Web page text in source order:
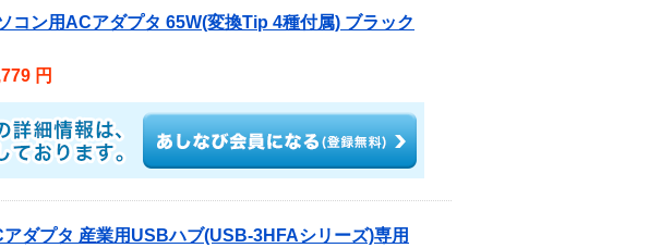
コン用ACアダプタ 65W(変換Tip 4種付属) ブラック
円
ダプタ 産業用USBハブ(USB-3HFAシリーズ)専用